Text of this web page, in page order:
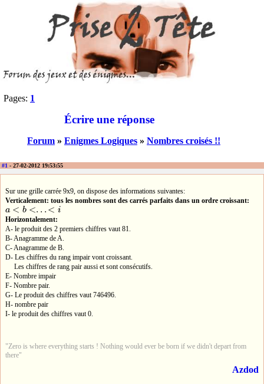
Pages: 1
Écrire une réponse
Forum » Enigmes Logiques » Nombres croisés !!
#1 - 27-02-2012 19:53:55
Sur une grille carrée 9x9, on dispose des informations suivantes:
Verticalement: tous les nombres sont des carrés parfaits dans un ordre croissant:
a < b <. . . < i
a< b< ..< i
Horizontalement:
A- le produit des 2 premiers chiffres vaut 81.
B- Anagramme de A.
C- Anagramme de B.
D- Les chiffres du rang impair vont croissant.
Les chiffres de rang pair aussi et sont consécutifs.
E- Nombre impair
F- Nombre pair.
G- Le produit des chiffres vaut 746496.
H- nombre pair
I- le produit des chiffres vaut 0.
"Zero is where everything starts ! Nothing would ever be born if we didn't depart from
there"
Azdod